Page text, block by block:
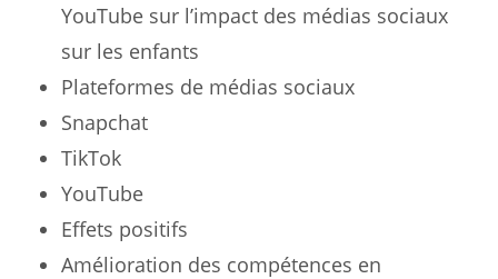
YouTube sur l’impact des médias sociaux
sur les enfants
Plateformes de médias sociaux
Snapchat
TikTok
YouTube
Effets positifs
Amélioration des compétences en